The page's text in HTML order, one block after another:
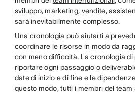
sviluppo, marketing, vendite,
sarà inevitabilmente complesso.
Una cronologia può aiutarti a
coordinare le risorse in modo da
con meno difficoltà. La cronologia
riportare ogni passaggio o
date di inizio e di fine e le
questo modo, tutti i membri del